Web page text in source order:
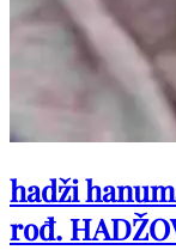
hadži
rođ.